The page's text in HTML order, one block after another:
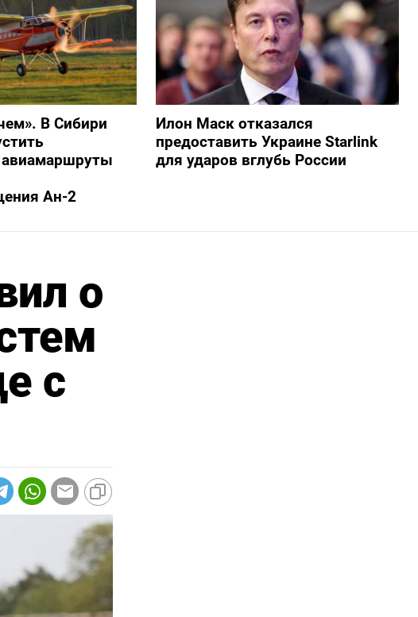
В Сибири
Ан-2
Илон Маск отказался
предоставить Украине Starlink
для ударов вглубь России
о
с